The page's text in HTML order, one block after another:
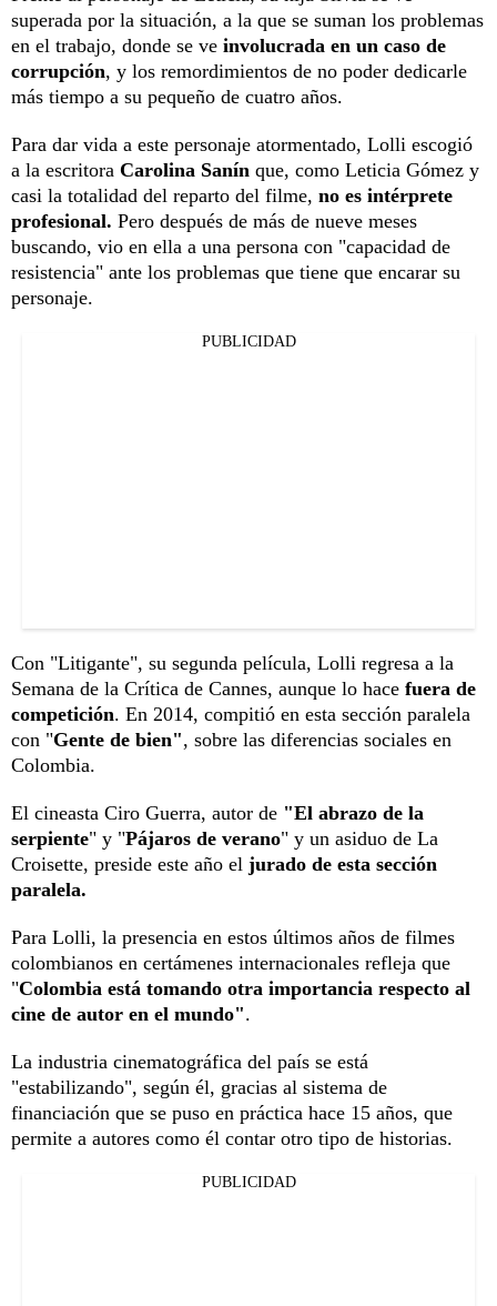
superada por la situación, a la que se suman los problemas
en el trabajo, donde se ve involucrada en un caso de
corrupción, y los remordimientos de no poder dedicarle
más tiempo a su pequeño de cuatro años.
Para dar vida a este personaje atormentado, Lolli escogió
a la escritora Carolina Sanín que, como Leticia Gómez y
casi la totalidad del reparto del filme, no es intérprete
profesional. Pero después de más de nueve meses
buscando, vio en ella a una persona con "capacidad de
resistencia" ante los problemas que tiene que encarar su
personaje.
PUBLICIDAD
Con "Litigante", su segunda película, Lolli regresa a la
Semana de la Crítica de Cannes, aunque lo hace fuera de
competición. En 2014, compitió en esta sección paralela
con "Gente de bien", sobre las diferencias sociales en
Colombia.
El cineasta Ciro Guerra, autor de "El abrazo de la
serpiente" y "Pájaros de verano" y un asiduo de La
Croisette, preside este año el jurado de esta sección
paralela.
Para Lolli, la presencia en estos últimos años de filmes
colombianos en certámenes internacionales refleja que
"Colombia está tomando otra importancia respecto al
cine de autor en el mundo".
La industria cinematográfica del país se está
"estabilizando", según él, gracias al sistema de
financiación que se puso en práctica hace 15 años, que
permite a autores como él contar otro tipo de historias.
PUBLICIDAD